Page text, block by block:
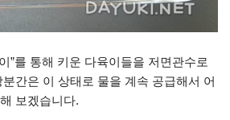
”를 통해 키운 다육이들을 저면관수로
간은 이 상태로 물을 계속 공급해서 어
보겠습니다.